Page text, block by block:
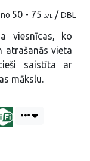
no 50 - 75 LVL /DBL
viesnīcas, ko
atrašanās vieta
saistīta ar
mākslu.